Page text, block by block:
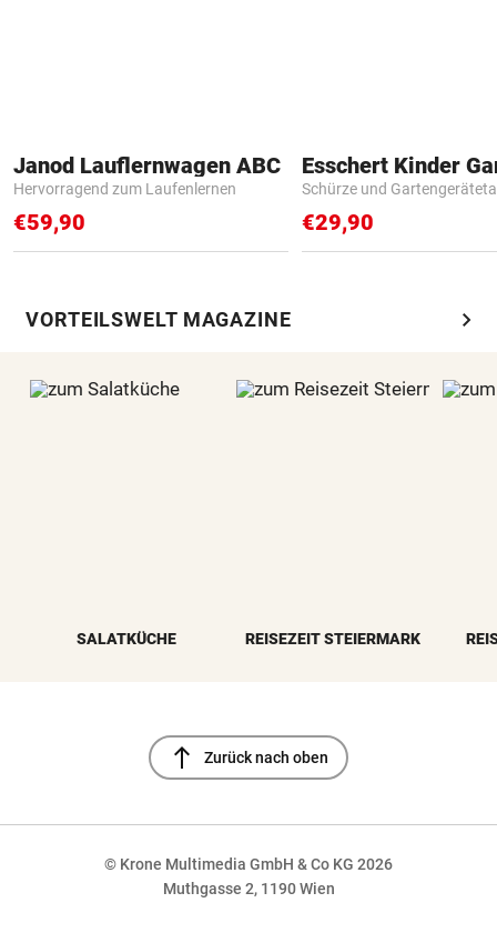
Janod Lauflernwagen ABC
Hervorragend zum Laufenlernen
€59,90
Schürze und
€29,90
VORTEILSWELT MAGAZINE chevron_right
SALATKÜCHE REISEZEIT STEIERMARK
north Zurück nach oben
© Krone Multimedia GmbH & Co KG 2026
Muthgasse 2, 1190 Wien